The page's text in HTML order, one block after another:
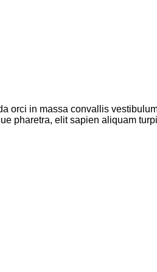
orci in massa convallis
pharetra, elit sapien aliquam